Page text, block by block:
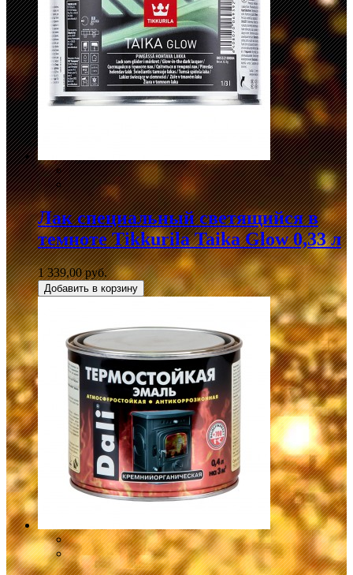
Лак специальный светящийся в
темноте Tikkurila Taika Glow 0,33 л
1 339,00 руб.
Добавить в корзину